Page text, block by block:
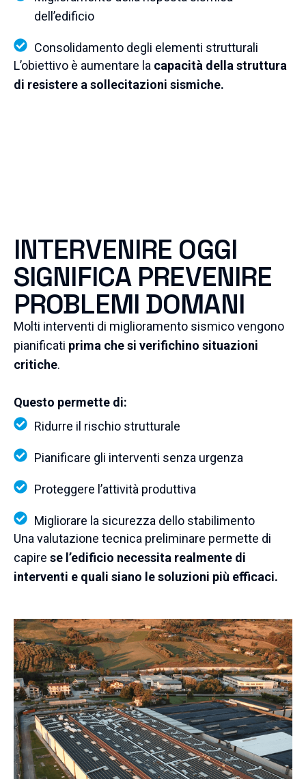
dell’edificio
Consolidamento degli elementi strutturali
L’obiettivo è aumentare la capacità della struttura
di resistere a sollecitazioni sismiche.
INTERVENIRE OGGI
SIGNIFICA PREVENIRE
PROBLEMI DOMANI
Molti interventi di miglioramento sismico vengono
pianificati prima che si verifichino situazioni
critiche.
Questo permette di:
Ridurre il rischio strutturale
Pianificare gli interventi senza urgenza
Proteggere l’attività produttiva
Migliorare la sicurezza dello stabilimento
Una valutazione tecnica preliminare permette di
capire se l’edificio necessita realmente di
interventi e quali siano le soluzioni più efficaci.